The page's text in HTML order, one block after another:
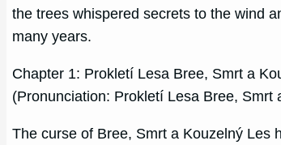
the trees whispered secrets to the wind
many years.
Chapter 1: Prokletí Lesa Bree, Smrt a
(Pronunciation: Prokletí Lesa Bree, Smrt
The curse of Bree, Smrt a Kouzelný Les